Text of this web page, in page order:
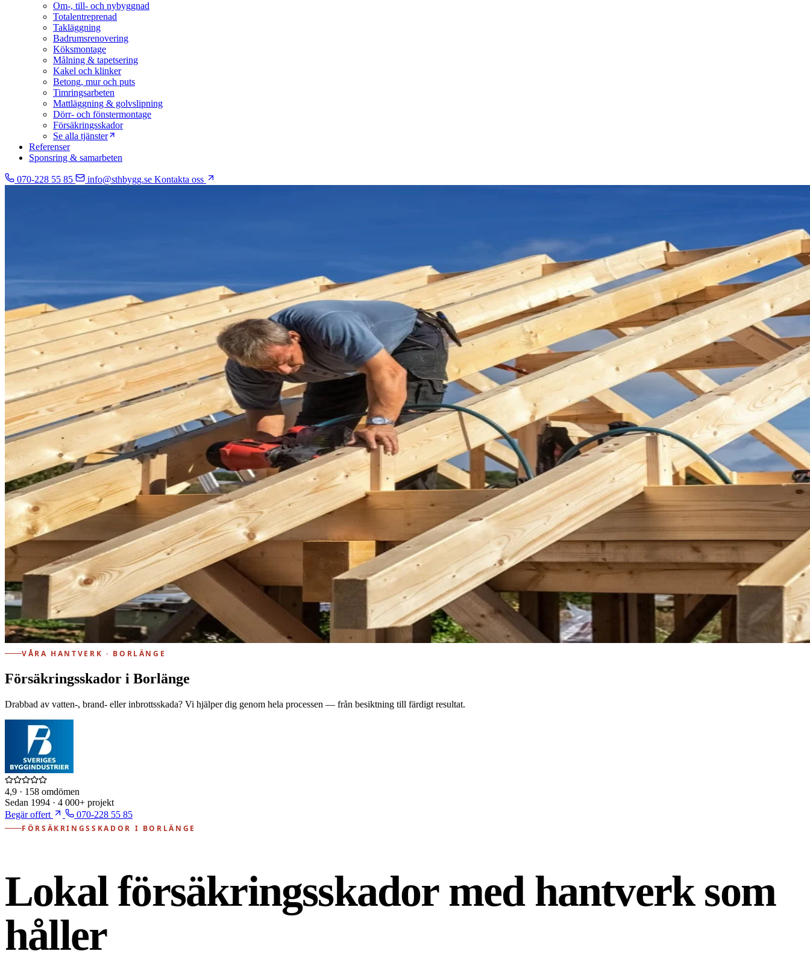
Om-, till- och nybyggnad
Totalentreprenad
Takläggning
Badrumsrenovering
Köksmontage
Målning & tapetsering
Kakel och klinker
Betong, mur och puts
Timringsarbeten
Mattläggning & golvslipning
Dörr- och fönstermontage
Försäkringsskador
Se alla tjänster
Referenser
Sponsring & samarbeten
070-228 55 85 info@sthbygg.se Kontakta oss
VÅRA HANTVERK · BORLÄNGE
Försäkringsskador i Borlänge
Drabbad av vatten-, brand- eller inbrottsskada? Vi hjälper dig genom hela processen — från besiktning till färdigt resultat.
4,9 · 158 omdömen
Sedan 1994 · 4 000+ projekt
Begär offert
070-228 55 85
FÖRSÄKRINGSSKADOR I BORLÄNGE
Lokal försäkringsskador med hantverk som
håller